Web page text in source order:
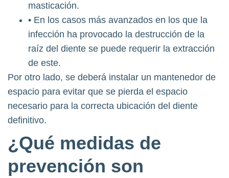
masticación.
• En los casos más avanzados en los que la
infección ha provocado la destrucción de la
raíz del diente se puede requerir la extracción
de este.
Por otro lado, se deberá instalar un mantenedor de
espacio para evitar que se pierda el espacio
necesario para la correcta ubicación del diente
definitivo.
¿Qué medidas de
prevención son